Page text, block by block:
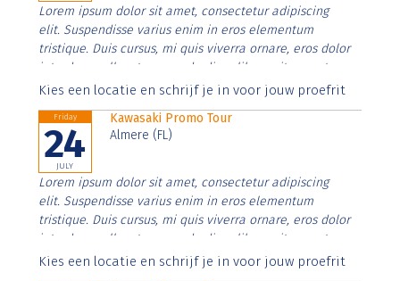
Lorem ipsum dolor sit amet, consectetur adipiscing
elit. Suspendisse varius enim in eros elementum
tristique. Duis cursus, mi quis viverra ornare, eros dolor
interdum nulla, ut commodo diam libero vitae erat.
Aenean faucibus nibh et justo cursus id rutrum lorem
Kies een locatie en schrijf je in voor jouw proefrit
Friday
24
JULY
Kawasaki Promo Tour
Almere (FL)
Lorem ipsum dolor sit amet, consectetur adipiscing
elit. Suspendisse varius enim in eros elementum
tristique. Duis cursus, mi quis viverra ornare, eros dolor
interdum nulla, ut commodo diam libero vitae erat.
Aenean faucibus nibh et justo cursus id rutrum lorem
Kies een locatie en schrijf je in voor jouw proefrit